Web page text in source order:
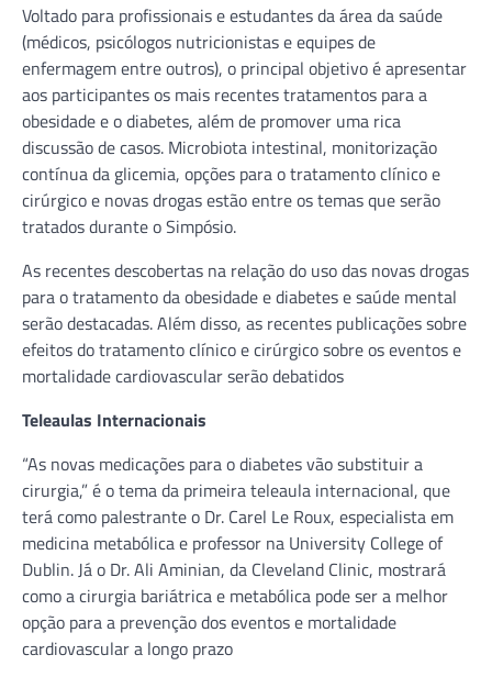
Voltado para profissionais e estudantes da área da saúde
(médicos, psicólogos nutricionistas e equipes de
enfermagem entre outros), o principal objetivo é apresentar
aos participantes os mais recentes tratamentos para a
obesidade e o diabetes, além de promover uma rica
discussão de casos. Microbiota intestinal, monitorização
contínua da glicemia, opções para o tratamento clínico e
cirúrgico e novas drogas estão entre os temas que serão
tratados durante o Simpósio.
As recentes descobertas na relação do uso das novas drogas
para o tratamento da obesidade e diabetes e saúde mental
serão destacadas. Além disso, as recentes publicações sobre
efeitos do tratamento clínico e cirúrgico sobre os eventos e
mortalidade cardiovascular serão debatidos
Teleaulas Internacionais
“As novas medicações para o diabetes vão substituir a
cirurgia,” é o tema da primeira teleaula internacional, que
terá como palestrante o Dr. Carel Le Roux, especialista em
medicina metabólica e professor na University College of
Dublin. Já o Dr. Ali Aminian, da Cleveland Clinic, mostrará
como a cirurgia bariátrica e metabólica pode ser a melhor
opção para a prevenção dos eventos e mortalidade
cardiovascular a longo prazo